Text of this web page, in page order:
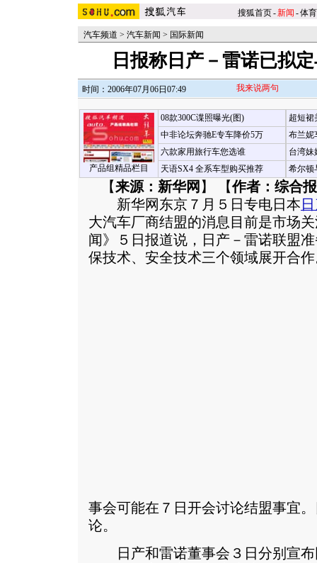
搜狐首页-新闻 -体育
汽车频道 > 汽车新闻 > 国际新闻
日报称日产－雷诺已拟
时间：2006年07月06日07:49 我来说两句
产品组精品栏目
08款300C谍照曝光(图)
中非论坛奔驰E专车降价5万
六款家用旅行车您选谁
天语SX4 全系车型购买推荐
超短裙
布兰妮
台湾妹
希尔顿
【来源：新华网 】 【作者：综合
新华网东京７月５日专电日本
大汽车厂商结盟的消息目前是市场
闻》５日报道说，日产－雷诺联盟
保技术、安全技术三个领域展开合
事会可能在７日开会讨论结盟事宜
论。
日产和雷诺董事会３日分别宣布